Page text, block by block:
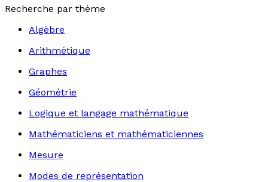
Recherche par thème
Algèbre
Arithmétique
Graphes
Géométrie
Logique et langage mathématique
Mathématiciens et mathématiciennes
Mesure
Modes de représentation